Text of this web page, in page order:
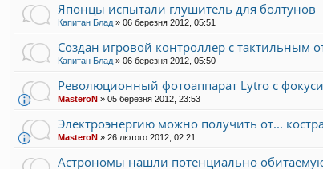
Японцы испытали глушитель для болтунов
Капитан Блад » 06 березня 2012, 05:51
Создан игровой контроллер с тактильным
Капитан Блад » 06 березня 2012, 05:50
Революционный фотоаппарат Lytro с
MasteroN » 05 березня 2012, 23:53
Электроэнергию можно получить от...
MasteroN » 26 лютого 2012, 02:21
Астрономы нашли потенциально